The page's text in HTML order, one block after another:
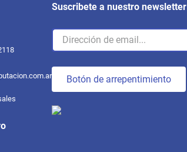
Suscribete a nuestro newsletter
Botón de arrepentimiento